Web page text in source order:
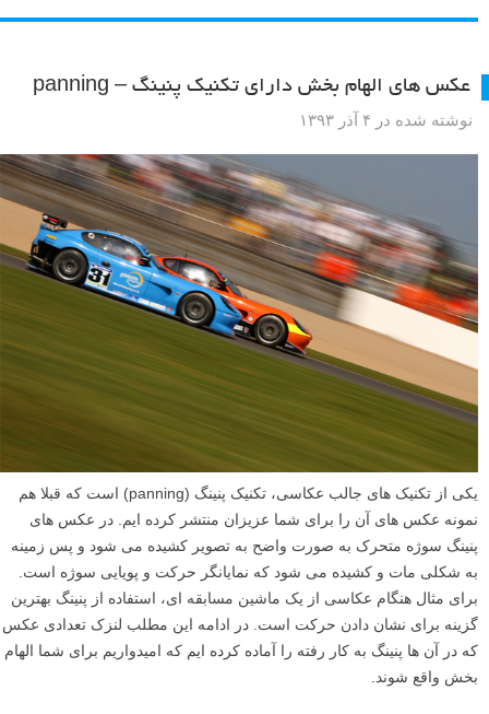
عکس های الهام بخش دارای تکنیک پنینگ – panning
نوشته شده در ۴ آذر ۱۳۹۳
یکی از تکنیک های جالب عکاسی، تکنیک پنینگ (panning) است که قبلا هم
نمونه عکس های آن را برای شما عزیزان منتشر کرده ایم. در عکس های
پنینگ سوژه متحرک به صورت واضح به تصویر کشیده می شود و پس زمینه
به شکلی مات و کشیده می شود که نمایانگر حرکت و پویایی سوژه است.
برای مثال هنگام عکاسی از یک ماشین مسابقه ای، استفاده از پنینگ بهترین
گزینه برای نشان دادن حرکت است. در ادامه این مطلب لنزک تعدادی عکس
که در آن ها پنینگ به کار رفته را آماده کرده ایم که امیدواریم برای شما الهام
بخش واقع شوند.